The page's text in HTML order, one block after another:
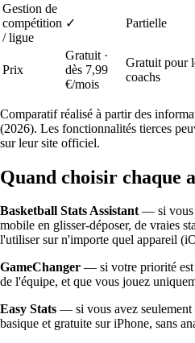
Gestion de
compétition
/ ligue
✓ Partielle
Prix
Gratuit ·
dès 7,99
€/mois
Gratuit pour
coachs
Comparatif réalisé à partir des
(2026). Les fonctionnalités tierces
sur leur site officiel.
Quand choisir chaque
Basketball Stats Assistant— si vous
mobile en glisser-déposer, de vraies
l'utiliser sur n'importe quel appareil
GameChanger — si votre priorité est
de l'équipe, et que vous jouez
Easy Stats — si vous avez seulement
basique et gratuite sur iPhone, sans